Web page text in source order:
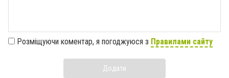
Розміщуючи коментар, я погоджуюся з Правилами сайту
Додати